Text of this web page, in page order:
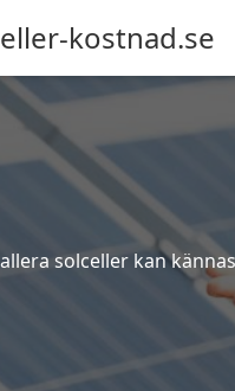
kostnad.se
solceller kan